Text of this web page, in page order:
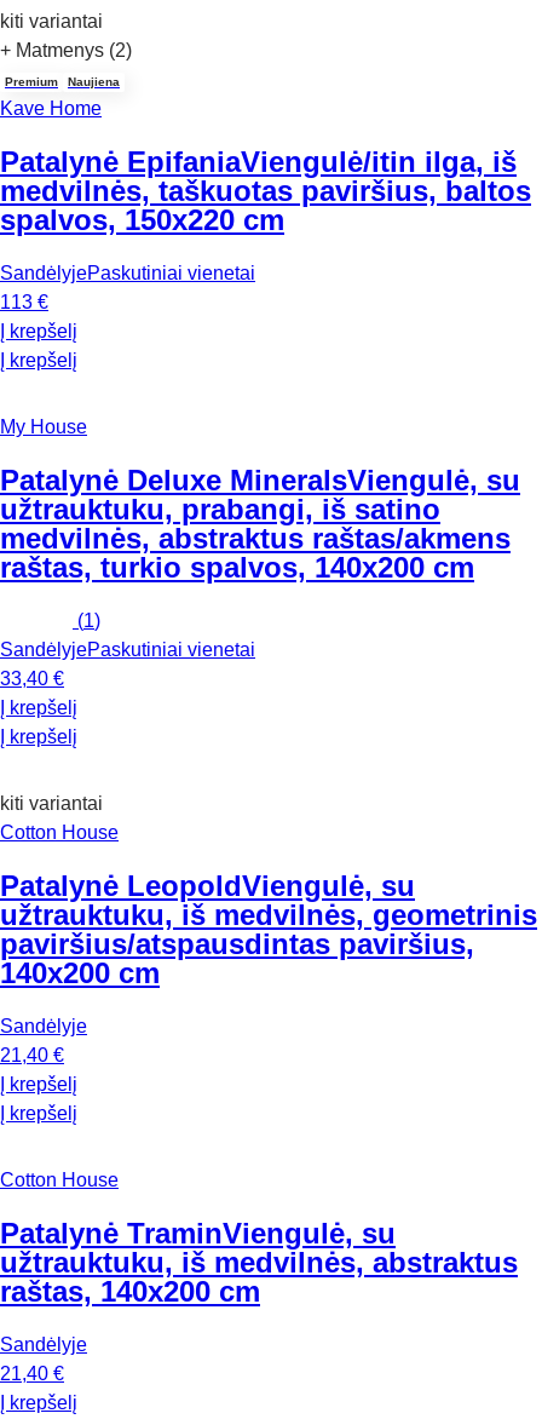
kiti variantai
+ Matmenys (2)
Premium Naujiena
Kave Home
Patalynė EpifaniaViengulė/itin ilga, iš
medvilnės, taškuotas paviršius, baltos
spalvos, 150x220 cm
SandėlyjePaskutiniai vienetai
113 €
Į krepšelį
Į krepšelį
My House
Patalynė Deluxe MineralsViengulė, su
užtrauktuku, prabangi, iš satino
medvilnės, abstraktus raštas/akmens
raštas, turkio spalvos, 140x200 cm
(1)
SandėlyjePaskutiniai vienetai
33,40 €
Į krepšelį
Į krepšelį
kiti variantai
Cotton House
Patalynė LeopoldViengulė, su
užtrauktuku, iš medvilnės, geometrinis
paviršius/atspausdintas paviršius,
140x200 cm
Sandėlyje
21,40 €
Į krepšelį
Į krepšelį
Cotton House
Patalynė TraminViengulė, su
užtrauktuku, iš medvilnės, abstraktus
raštas, 140x200 cm
Sandėlyje
21,40 €
Į krepšelį